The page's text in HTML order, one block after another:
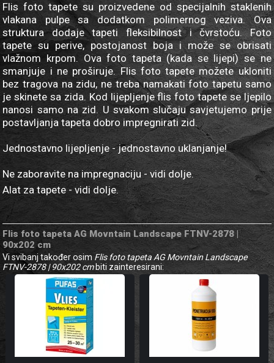
Flis foto tapete su proizvedene od specijalnih staklenih
vlakana pulpe sa dodatkom polimernog veziva. Ova
struktura dodaje tapeti fleksibilnost i čvrstoću. Foto
tapete su perive, postojanost boja i može se obrisati
vlažnom krpom. Ova foto tapeta (kada se lijepi) se ne
smanjuje i ne proširuje. Flis foto tapete možete ukloniti
bez tragova na zidu, ne treba namakati foto tapetu samo
je skinete sa zida. Kod lijepljenje flis foto tapete se ljepilo
nanosi samo na zid. U svakom slučaju savjetujemo prije
postavljanja tapeta dobro impregnirati zid.
Jednostavno lijepljenje - jednostavno uklanjanje!
Ne zaboravite na impregnaciju - vidi dolje.
Alat za tapete - vidi dolje.
Flis foto tapeta AG Movntain Landscape FTNV-2878 |
90x202 cm
Vi svibanj također osim Flis foto tapeta AG Movntain Landscape
FTNV-2878 | 90x202 cmbiti zainteresirani: